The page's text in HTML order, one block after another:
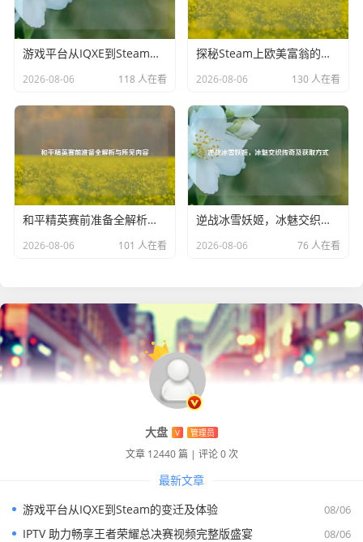
开敌人的防线；也可以采用稳健的防守战术，耐心地等待敌
人犯错，然后给予致命一击，团队之间的沟通与配合在无限
对局中显得尤为重要，玩家们需要通过语音交流，准确地传
达信息，协同作战，一个眼神、一句简短的指令，都可能成
在无限对局的过程中,玩家们还能感受到 CSGO 独特的竞技氛
围，每一局比赛都充满了未知和挑战，让人热血沸腾，当比
赛进入白热化阶段，双方比分紧咬不放，每一次枪声都扣人
心弦，每一次心跳都随着战局的变化而加速，那种紧张刺激
的感觉，仿佛能让人忘却一切烦恼，全身心地投入到这场激
互切磋、相互鼓励，无论是胜利时的欢呼庆祝，还是失败后
的总结反思，都成为了玩家们之间珍贵的回忆，通过无限对
局，玩家们建立起了深厚的友谊，共同在 CSGO 的世界里留
下了属于自己的足迹。
CSGO 的无限对局，以其独特的魅力，成为了玩家们心中难
以忘怀的游戏体验，它让玩家们在竞技的道路上不断前行，
挑战自我，收获成长与快乐，无论是新手还是高手，都能在
这个无限的对局世界里，找到属于自己的竞技乐趣，书写属
游戏平台从IQXE到Steam的变迁及体验
2026-08-06 118 人在看
探秘Steam上欧美富翁的游戏世界与相关美剧
2026-08-06 130 人在看
和平精英赛前准备全解析与所见内容
2026-08-06 101 人在看
逆战冰雪妖姬，冰魅交织传奇及获取方式
2026-08-06 76 人在看
大盘 V 管理员
文章 12440 篇 | 评论 0 次
最新文章
08/06
游戏平台从IQXE到Steam的变迁及体验
08/06
IPTV 助力畅享王者荣耀总决赛视频完整版盛宴